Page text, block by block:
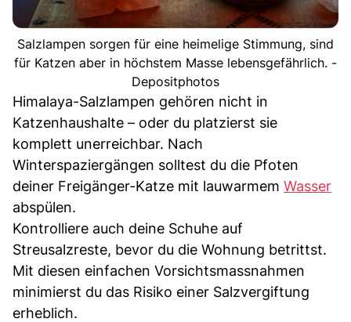
Salzlampen sorgen für eine heimelige Stimmung, sind
für Katzen aber in höchstem Masse lebensgefährlich. -
Depositphotos
Himalaya-Salzlampen gehören nicht in
Katzenhaushalte – oder du platzierst sie
komplett unerreichbar. Nach
Winterspaziergängen solltest du die Pfoten
deiner Freigänger-Katze mit lauwarmem Wasser
abspülen.
Kontrolliere auch deine Schuhe auf
Streusalzreste, bevor du die Wohnung betrittst.
Mit diesen einfachen Vorsichtsmassnahmen
minimierst du das Risiko einer Salzvergiftung
erheblich.